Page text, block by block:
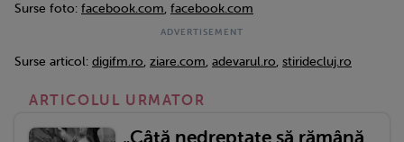
Surse foto: facebook.com facebook.com
Surse articol: digifm.ro ziare.com adevarul.ro stiridecluj.ro
ARTICOLUL URMATOR
„Câtă nedreptate să rămână